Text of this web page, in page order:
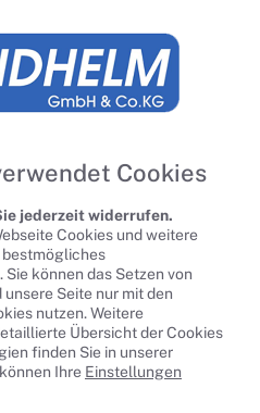
Wartung
Cookies
jederzeit widerrufen.
Cookies und weitere
bestmögliches
können das Setzen von
Seite nur mit den
nutzen. Weitere
Übersicht der Cookies
finden Sie in unserer
Ihre Einstellungen